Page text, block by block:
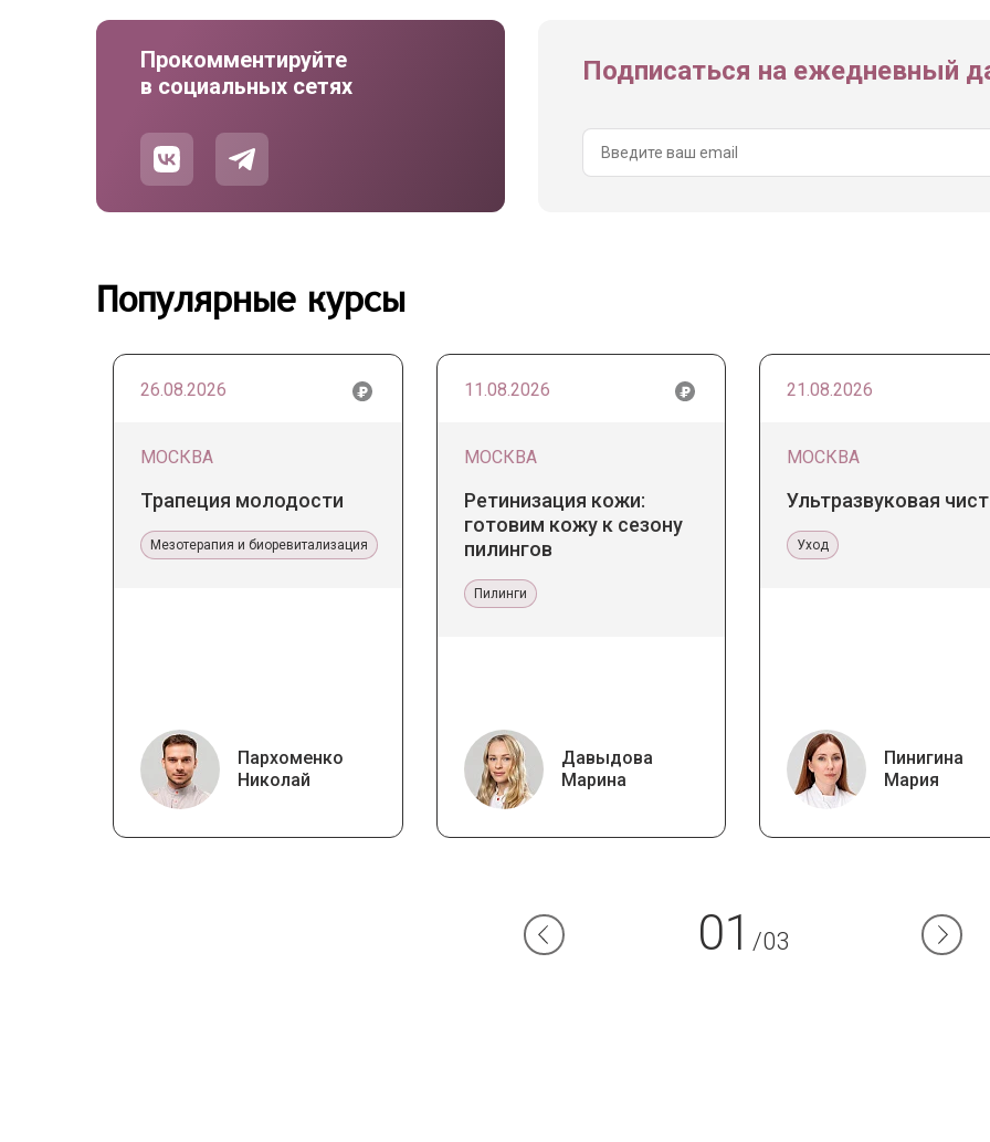
Прокомментируйте
в социальных сетях
Подписаться на ежедневный
Популярные курсы
26.08.2026
МОСКВА
Трапеция молодости
Мезотерапия и биоревитализация
Пархоменко
Николай
11.08.2026
МОСКВА
Ретинизация кожи:
готовим кожу к сезону
пилингов
Пилинги
Давыдова
Марина
21.08.2026
МОСКВА
Ультразвуковая
Уход
Пинигина
Мария
01 /03